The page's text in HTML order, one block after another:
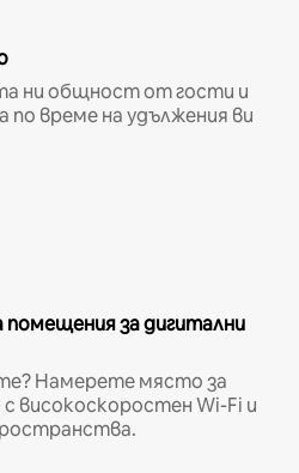
ни общност от гости и
време на удължения ви
за дигитални
Намерете място за
високоскоростен Wi-Fi и